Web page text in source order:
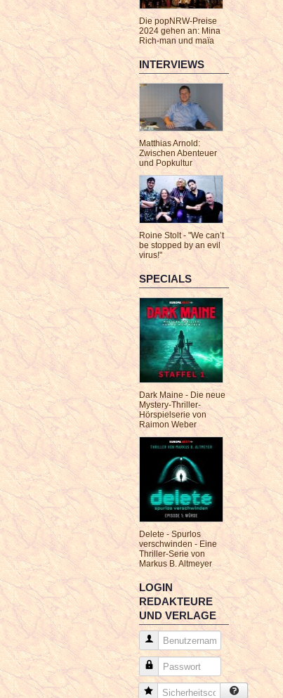
Die popNRW-Preise
2024 gehen an: Mina
Rich-man und maïa
INTERVIEWS
Matthias Arnold:
Zwischen Abenteuer
und Popkultur
Roine Stolt - "We can’t
be stopped by an evil
virus!"
SPECIALS
Dark Maine - Die neue
Mystery-Thriller-
Hörspielserie von
Raimon Weber
Delete - Spurlos
verschwinden - Eine
Thriller-Serie von
Markus B. Altmeyer
LOGIN
REDAKTEURE
UND VERLAGE
Benutzername
Passwort
Sicherheitscode